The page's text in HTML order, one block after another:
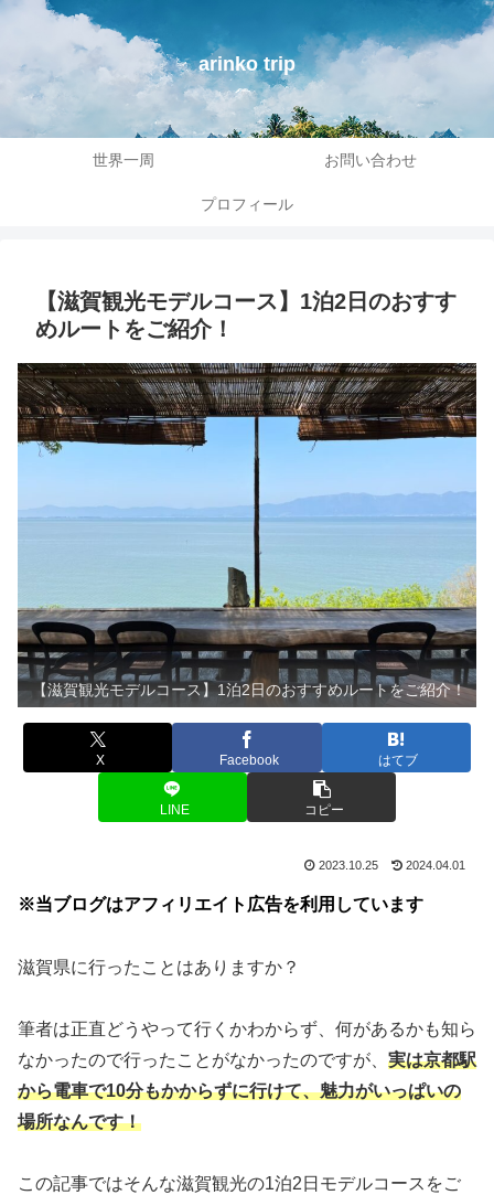
arinko trip
世界一周 お問い合わせ
プロフィール
【滋賀観光モデルコース】1泊2日のおすす
めルートをご紹介！
【滋賀観光モデルコース】1泊2日のおすすめルートをご紹介！
X Facebook はてブ
LINE コピー
2023.10.25 2024.04.01
※当ブログはアフィリエイト広告を利用しています
滋賀県に行ったことはありますか？
筆者は正直どうやって行くかわからず、何があるかも知ら
なかったので行ったことがなかったのですが、 実は京都駅
から電車で10分もかからずに行けて、魅力がいっぱいの
場所なんです！
この記事ではそんな滋賀観光の1泊2日モデルコースをご